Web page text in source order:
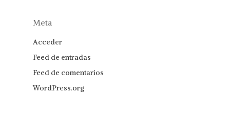
Meta
Acceder
Feed de entradas
Feed de comentarios
WordPress.org